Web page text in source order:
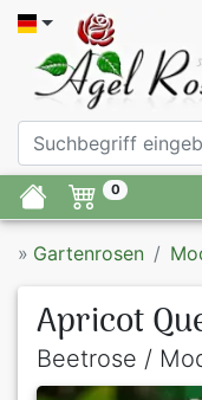
0
» Gartenrosen
Apricot
Beetrose /